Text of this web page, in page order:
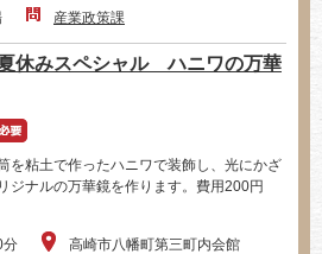
産業政策課
休みスペシャル ハニワの万華
を粘土で作ったハニワで装飾し、光にかざ
ジナルの万華鏡を作ります。費用200円
分 高崎市八幡町第三町内会館